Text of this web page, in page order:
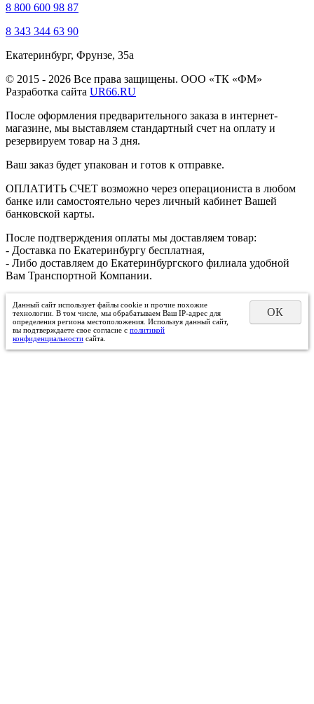
8 800 600 98 87
8 343 344 63 90
Екатеринбург, Фрунзе, 35а
© 2015 - 2026 Все права защищены. ООО «ТК «ФМ»
Разработка сайта UR66.RU
После оформления предварительного заказа в интернет-
магазине, мы выставляем стандартный счет на оплату и
резервируем товар на 3 дня.
Ваш заказ будет упакован и готов к отправке.
ОПЛАТИТЬ СЧЕТ возможно через операциониста в любом
банке или самостоятельно через личный кабинет Вашей
банковской карты.
После подтверждения оплаты мы доставляем товар:
- Доставка по Екатеринбургу бесплатная,
- Либо доставляем до Екатеринбургского филиала удобной
Вам Транспортной Компании.
Данный сайт использует файлы cookie и прочие похожие
технологии. В том числе, мы обрабатываем Ваш IP-адрес для
определения региона местоположения. Используя данный сайт,
вы подтверждаете свое согласие с политикой
конфиденциальности сайта.
ОК